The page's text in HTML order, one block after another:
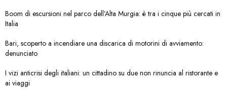
Boom di escursioni nel parco dell’Alta Murgia: è tra i cinque più cercati in
Italia
Bari, scoperto a incendiare una discarica di motorini di avviamento:
denunciato
I vizi anticrisi degli italiani: un cittadino su due non rinuncia al ristorante e
ai viaggi